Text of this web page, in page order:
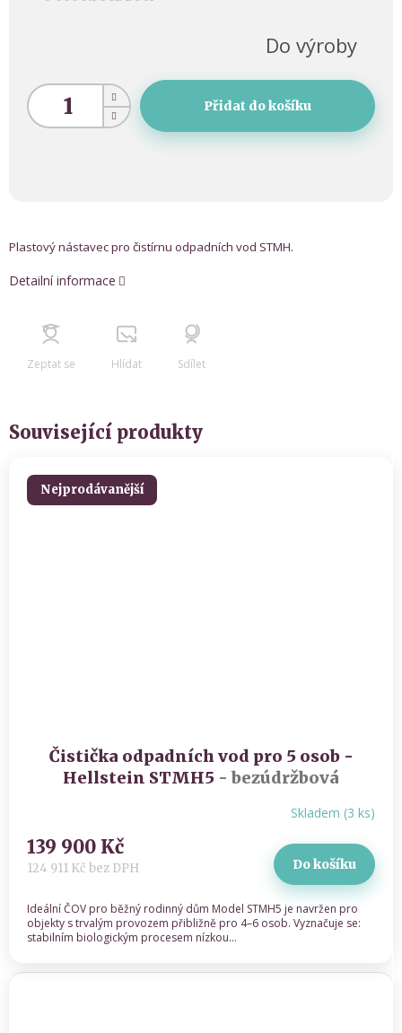
Do výroby
Přidat do košíku
Plastový nástavec pro čistírnu odpadních vod STMH.
Detailní informace
Zeptat se Hlídat Sdílet
Související produkty
Nejprodávanější
Čistička odpadních vod pro 5 osob -
Hellstein STMH5 - bezúdržbová
produktu
je
z 5
hvězdiček.
Skladem(3 ks)
124 911 Kč bez DPH
139 900 Kč
Do košíku
Ideální ČOV pro běžný rodinný dům Model STMH5 je navržen pro
objekty s trvalým provozem přibližně pro 4–6 osob. Vyznačuje se:
stabilním biologickým procesem nízkou...